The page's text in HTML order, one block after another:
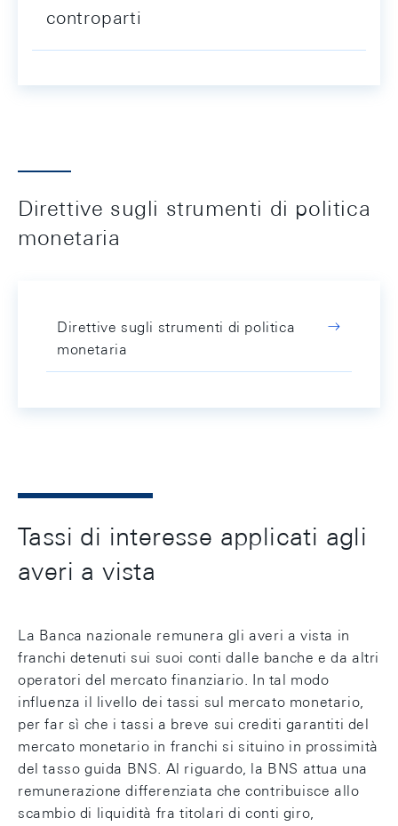
controparti
Direttive sugli strumenti di politica
monetaria
Direttive sugli strumenti di politica
monetaria
Tassi di interesse applicati agli
averi a vista
La Banca nazionale remunera gli averi a vista in
franchi detenuti sui suoi conti dalle banche e da altri
operatori del mercato finanziario. In tal modo
influenza il livello dei tassi sul mercato monetario,
per far sì che i tassi a breve sui crediti garantiti del
mercato monetario in franchi si situino in prossimità
del tasso guida BNS. Al riguardo, la BNS attua una
remunerazione differenziata che contribuisce allo
scambio di liquidità fra titolari di conti giro,